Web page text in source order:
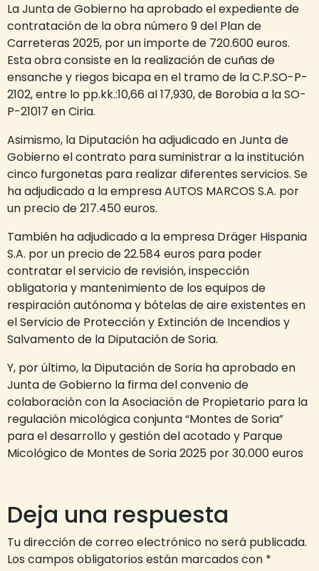
La Junta de Gobierno ha aprobado el expediente de
contratación de la obra número 9 del Plan de
Carreteras 2025, por un importe de 720.600 euros.
Esta obra consiste en la realización de cuñas de
ensanche y riegos bicapa en el tramo de la C.P.SO-P-
2102, entre lo pp.kk.:10,66 al 17,930, de Borobia a la SO-
P-21017 en Ciria.
Asimismo, la Diputación ha adjudicado en Junta de
Gobierno el contrato para suministrar a la institución
cinco furgonetas para realizar diferentes servicios. Se
ha adjudicado a la empresa AUTOS MARCOS S.A. por
un precio de 217.450 euros.
También ha adjudicado a la empresa Dräger Hispania
S.A. por un precio de 22.584 euros para poder
contratar el servicio de revisión, inspección
obligatoria y mantenimiento de los equipos de
respiración autónoma y bótelas de aire existentes en
el Servicio de Protección y Extinción de Incendios y
Salvamento de la Diputación de Soria.
Y, por último, la Diputación de Soria ha aprobado en
Junta de Gobierno la firma del convenio de
colaboración con la Asociación de Propietario para la
regulación micológica conjunta “Montes de Soria”
para el desarrollo y gestión del acotado y Parque
Micológico de Montes de Soria 2025 por 30.000 euros
Deja una respuesta
Tu dirección de correo electrónico no será publicada.
Los campos obligatorios están marcados con *